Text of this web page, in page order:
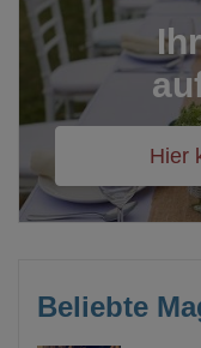
Anreize für
der jeweiligen
Hier
Beliebte